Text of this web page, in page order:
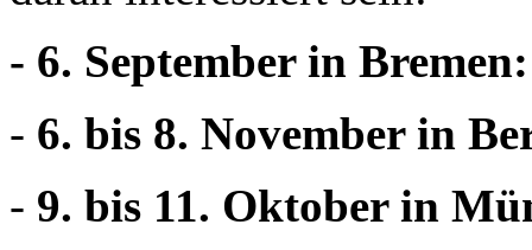
- 6. September in
- 6. bis 8. November in
- 9. bis 11. Oktober in